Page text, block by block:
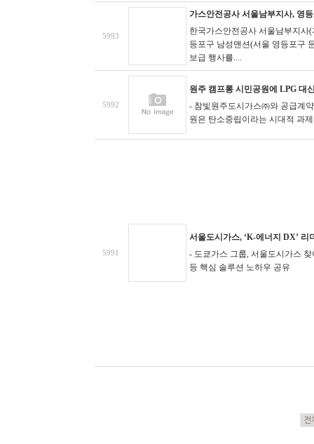
5993
가스안전공사 서울남부지사, 영
한국가스안전공사 서울남부지사
등포구 남성맨션(서울 영등포구
보급 행사를....
5992
원주 캠프롱 시민공원에 LPG 대
- 참빛원주도시가스㈜와 공급계
원은 탄소중립이라는 시대적 과
5991
서울도시가스, ‘K-에너지 DX’ 리
- 도쿄가스 그룹, 서울도시가스
등 핵심 솔루션 노하우 공유